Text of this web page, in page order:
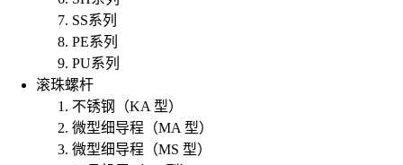
SS系列
PE系列
PU系列
滚珠螺杆
不锈钢（KA 型）
微型细导程（MA 型）
微型细导程（MS 型）